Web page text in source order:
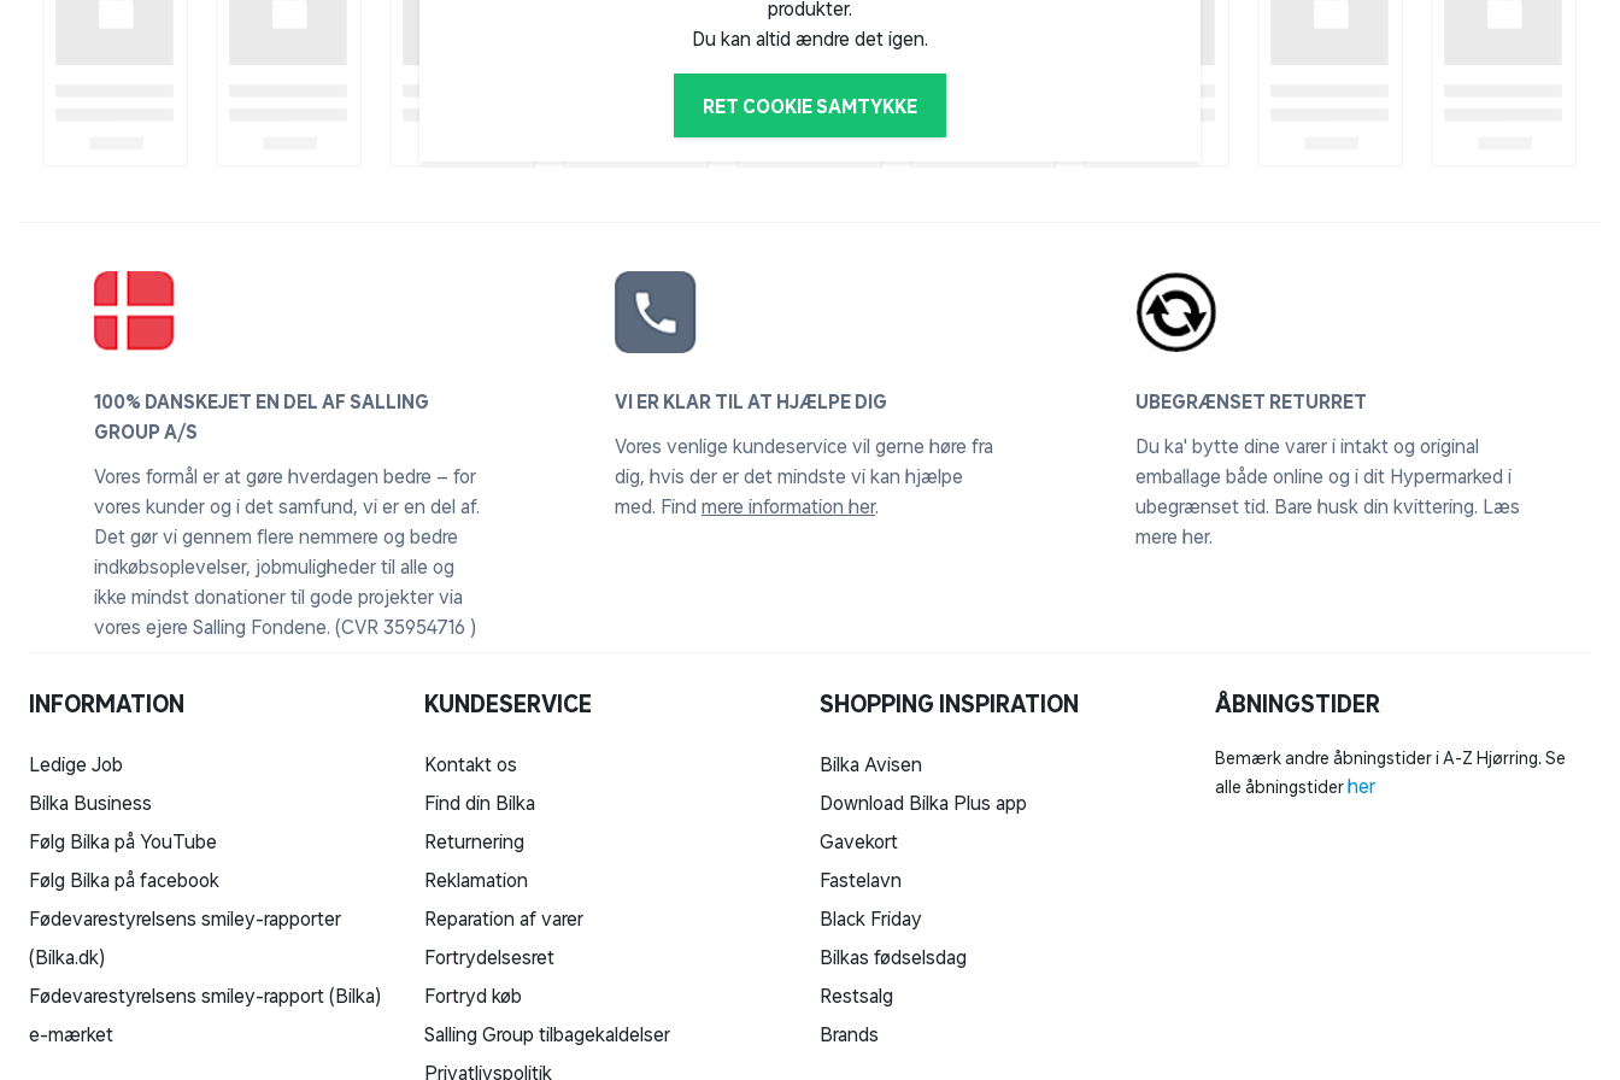
Materiale: Aluminium
Tilbehør: Inkl. 1 stk. dækskinne, 1 stk. stolpehat. pr. stolpe samt 2 stk. ekstra dækskinner
Produktspecifikation top/bundskinnesæt:
Dimension længde topskinne: 176,9 cm.
Dimension længde bundskinne: 181,4 cm.
produkter.
Du kan altid ændre det igen.
RET COOKIE SAMTYKKE
100% DANSKEJET EN DEL AF SALLING
GROUP A/S
Vores formål er at gøre hverdagen bedre – for
vores kunder og i det samfund, vi er en del af.
Det gør vi gennem flere nemmere og bedre
indkøbsoplevelser, jobmuligheder til alle og
ikke mindst donationer til gode projekter via
vores ejere Salling Fondene. (CVR 35954716 )
VI ER KLAR TIL AT HJÆLPE DIG
Vores venlige kundeservice vil gerne høre fra
dig, hvis der er det mindste vi kan hjælpe
med. Find mere information her.
UBEGRÆNSET RETURRET
Du ka' bytte dine varer i intakt og original
emballage både online og i dit Hypermarked i
ubegrænset tid. Bare husk din kvittering. Læs
mere her.
INFORMATION
Ledige Job
Bilka Business
Følg Bilka på YouTube
Følg Bilka på facebook
Fødevarestyrelsens smiley-rapporter
(Bilka.dk)
Fødevarestyrelsens smiley-rapport (Bilka)
e-mærket
KUNDESERVICE
Kontakt os
Find din Bilka
Returnering
Reklamation
Reparation af varer
Fortrydelsesret
Fortryd køb
Salling Group tilbagekaldelser
Privatlivspolitik
SHOPPING INSPIRATION
Bilka Avisen
Download Bilka Plus app
Gavekort
Fastelavn
Black Friday
Bilkas fødselsdag
Restsalg
Brands
ÅBNINGSTIDER
Bemærk andre åbningstider i A-Z Hjørring. Se
alle åbningstiderher